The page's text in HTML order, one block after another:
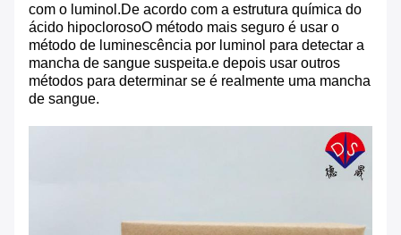
com o luminol.De acordo com a estrutura química do
ácido hipoclorosoO método mais seguro é usar o
método de luminescência por luminol para detectar a
mancha de sangue suspeita.e depois usar outros
métodos para determinar se é realmente uma mancha
de sangue.